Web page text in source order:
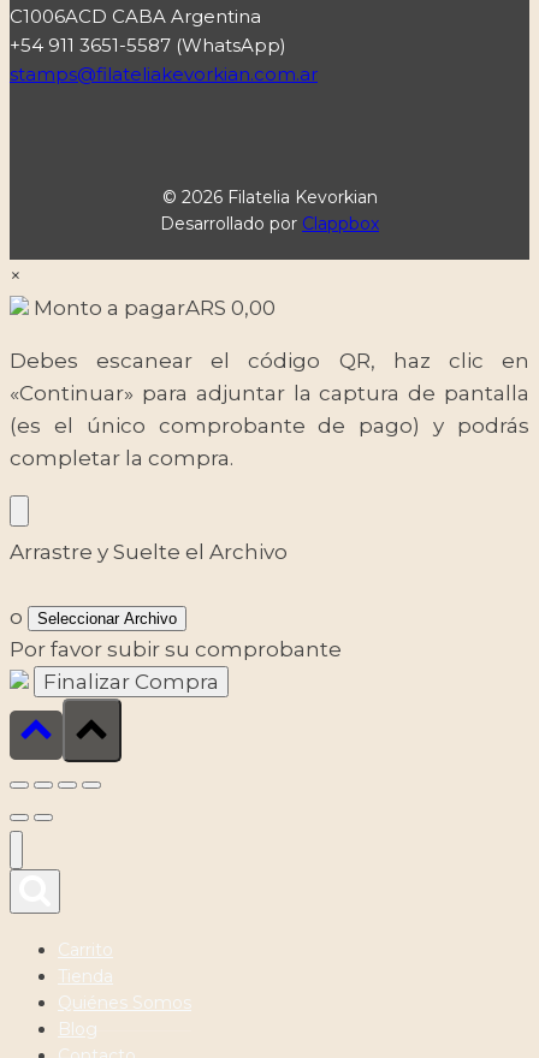
C1006ACD CABA Argentina
+54 911 3651-5587 (WhatsApp)
stamps@filateliakevorkian.com.ar
© 2026 Filatelia Kevorkian
Desarrollado por Clappbox
×
Monto a pagarARS 0,00
Debes escanear el código QR, haz clic en
«Continuar» para adjuntar la captura de pantalla
(es el único comprobante de pago) y podrás
completar la compra.
Arrastre y Suelte el Archivo
o Seleccionar Archivo
Por favor subir su comprobante
Carrito
Tienda
Quiénes Somos
Blog